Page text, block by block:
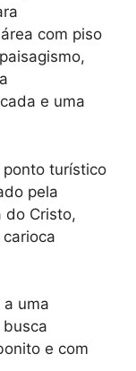
com piso
e uma
ponto turístico
pela
do Cristo,
uma
e com